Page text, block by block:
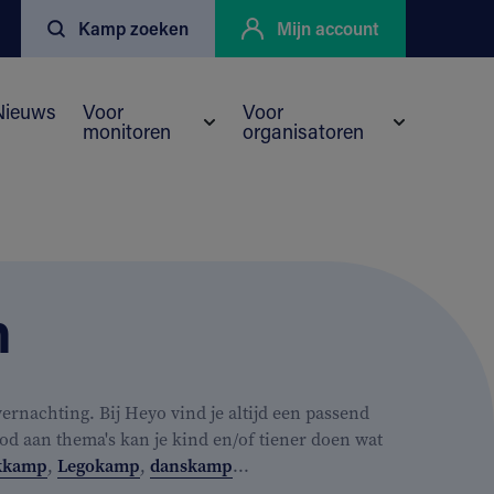
Kamp zoeken Mijn account
voor Kortingen
Voor
monitoren
Submenu voor Voor monitoren
Voor
organisatoren
Bij Heyo vind je altijd een passend
aan thema's kan je kind en/of tiener doen wat
, Legokamp, danskamp...